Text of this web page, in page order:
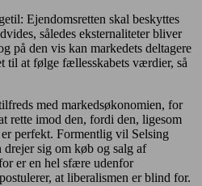
Ejendomsretten skal beskyttes
således eksternaliteter bliver
på den vis kan markedets deltagere
til at følge fællesskabets værdier, så
med markedsøkonomien, for
rette imod den, fordi den, ligesom
perfekt. Formentlig vil Selsing
drejer sig om køb og salg af
er en hel sfære udenfor
at liberalismen er blind for.